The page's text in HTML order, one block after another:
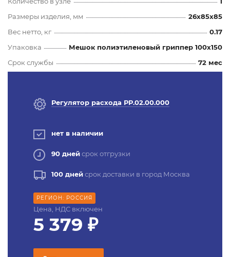
Размеры изделия, мм
26x85x85
Вес нетто, кг
0.17
Упаковка
Мешок полиэтиленовый гриппер 100х150
Срок службы
72 мес
Регулятор расхода РР.02.00.000
нет в наличии
90 днейсрок отгрузки
100 днейсрок доставки в город Москва
РЕГИОН: РОССИЯ
Цена, НДС включен
5 379 ₽